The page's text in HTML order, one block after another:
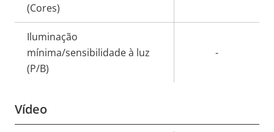
(Cores)
Iluminação
mínima/sensibilidade à luz
(P/B)
-
Vídeo